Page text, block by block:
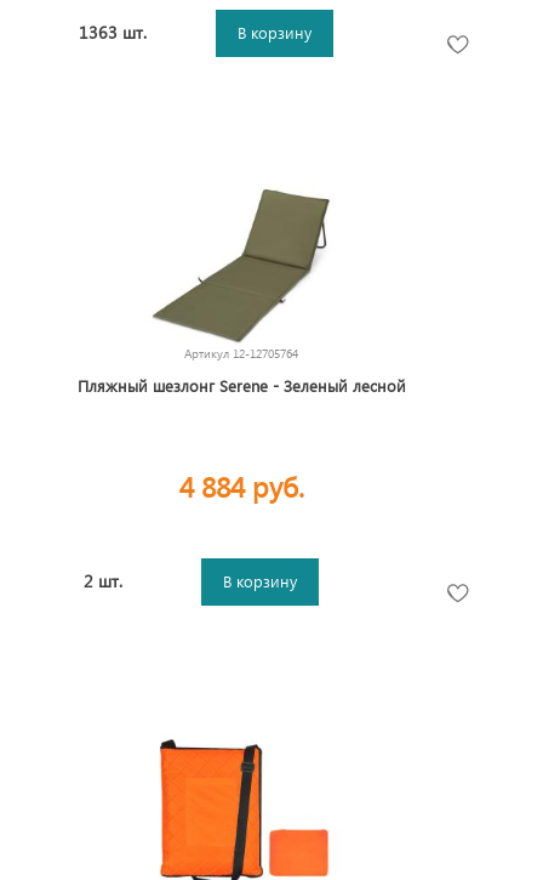
1363 шт. В корзину
Артикул 12-12705764
Пляжный шезлонг Serene - Зеленый лесной
4 884 руб.
2 шт. В корзину